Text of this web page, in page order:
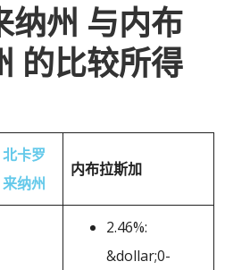
纳州 与内布
的比较所得
北卡罗
来纳州
内布拉斯加
2.46%:
&dollar;0-